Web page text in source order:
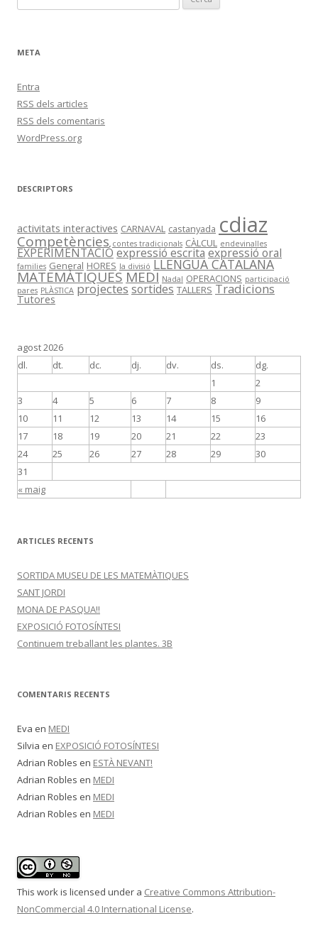
e
c
:
META
Entra
RSS dels articles
RSS dels comentaris
WordPress.org
DESCRIPTORS
activitats interactives CARNAVAL castanyada cdiaz
Competències contes tradicionals CÀLCUL endevinalles
EXPERIMENTACIÓexpressió escritaexpressió oral
families General HORES la divisió LLENGUA CATALANA
MATEMÀTIQUESMEDI Nadal OPERACIONS participació
pares PLÀSTICA projectessortides TALLERS Tradicions
Tutores
agost 2026
dl.
dt. dc. dj. dv. ds. dg.
« maig
1
2
3
4 5 6 7 8
9
10
11 12 13 14 15
16
17
18 19 20 21 22
23
24
25 26 27 28 29
30
31
ARTICLES RECENTS
SORTIDA MUSEU DE LES MATEMÀTIQUES
SANT JORDI
MONA DE PASQUA!!
EXPOSICIÓ FOTOSÍNTESI
Continuem treballant les plantes. 3B
COMENTARIS RECENTS
Eva en MEDI
Silvia en EXPOSICIÓ FOTOSÍNTESI
Adrian Robles en ESTÀ NEVANT!
Adrian Robles en MEDI
Adrian Robles en MEDI
Adrian Robles en MEDI
This work is licensed under a Creative Commons Attribution-
NonCommercial 4.0 International License.